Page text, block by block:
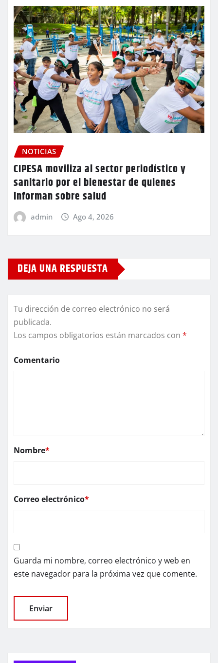
NOTICIAS
CIPESA moviliza al sector periodístico y
sanitario por el bienestar de quienes
informan sobre salud
admin Ago 4, 2026
DEJA UNA RESPUESTA
Tu dirección de correo electrónico no será
publicada.
Los campos obligatorios están marcados con *
Comentario
Nombre*
Correo electrónico*
Guarda mi nombre, correo electrónico y web en
este navegador para la próxima vez que comente.